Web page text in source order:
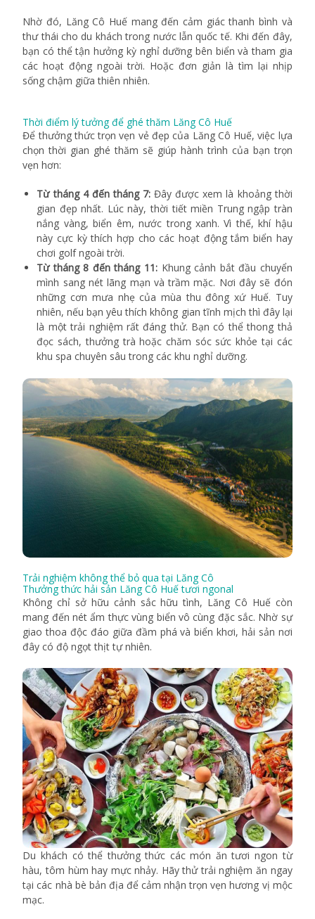
Nhờ đó, Lăng Cô Huế mang đến cảm giác thanh bình và
thư thái cho du khách trong nước lẫn quốc tế. Khi đến đây,
bạn có thể tận hưởng kỳ nghỉ dưỡng bên biển và tham gia
các hoạt động ngoài trời. Hoặc đơn giản là tìm lại nhịp
sống chậm giữa thiên nhiên.
Thời điểm lý tưởng để ghé thăm Lăng Cô Huế
Để thưởng thức trọn vẹn vẻ đẹp của Lăng Cô Huế, việc lựa
chọn thời gian ghé thăm sẽ giúp hành trình của bạn trọn
vẹn hơn:
Từ tháng 4 đến tháng 7:Đây được xem là khoảng thời
gian đẹp nhất. Lúc này, thời tiết miền Trung ngập tràn
nắng vàng, biển êm, nước trong xanh. Vì thế, khí hậu
này cực kỳ thích hợp cho các hoạt động tắm biển hay
chơi golf ngoài trời.
Từ tháng 8 đến tháng 11: Khung cảnh bắt đầu chuyển
mình sang nét lãng mạn và trầm mặc. Nơi đây sẽ đón
những cơn mưa nhẹ của mùa thu đông xứ Huế. Tuy
nhiên, nếu bạn yêu thích không gian tĩnh mịch thì đây lại
là một trải nghiệm rất đáng thử. Bạn có thể thong thả
đọc sách, thưởng trà hoặc chăm sóc sức khỏe tại các
khu spa chuyên sâu trong các khu nghỉ dưỡng.
Trải nghiệm không thể bỏ qua tại Lăng Cô
Thưởng thức hải sản Lăng Cô Huế tươi ngonal
Không chỉ sở hữu cảnh sắc hữu tình, Lăng Cô Huế còn
mang đến nét ẩm thực vùng biển vô cùng đặc sắc. Nhờ sự
giao thoa độc đáo giữa đầm phá và biển khơi, hải sản nơi
đây có độ ngọt thịt tự nhiên.
Du khách có thể thưởng thức các món ăn tươi ngon từ
hàu, tôm hùm hay mực nhảy. Hãy thử trải nghiệm ăn ngay
tại các nhà bè bản địa để cảm nhận trọn vẹn hương vị mộc
mạc.